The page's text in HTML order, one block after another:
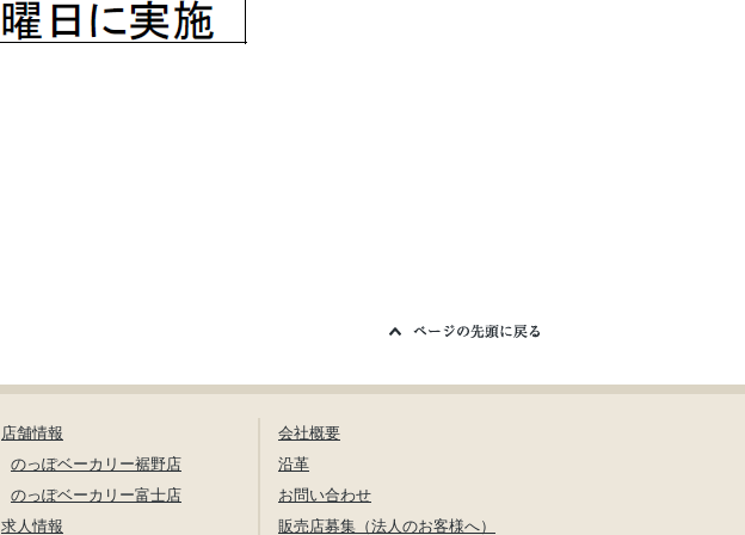
店舗情報
のっぽベーカリー裾野店
のっぽベーカリー富士店
求人情報
会社概要
沿革
お問い合わせ
販売店募集（法人のお客様へ）